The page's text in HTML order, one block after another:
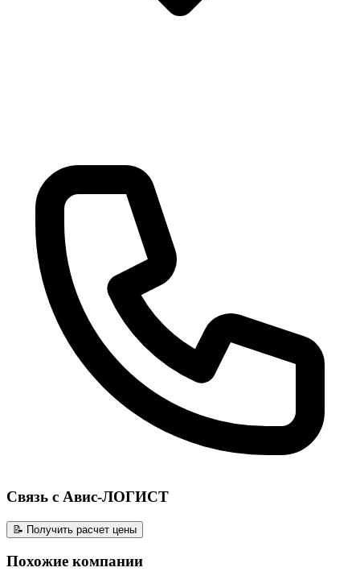
Связь с Авис-ЛОГИСТ
📝 Получить расчет цены
Похожие компании